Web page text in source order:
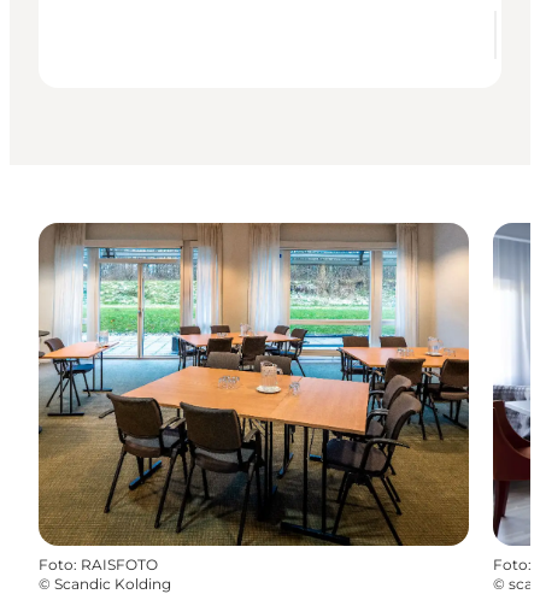
Foto: RAISFOTO
© Scandic Kolding
Foto:
©